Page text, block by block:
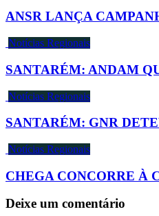
ANSR LANÇA
Notícias Regionais
SANTARÉM: ANDAM
Notícias Regionais
SANTARÉM: GNR
Notícias Regionais
CHEGA CONCORRE À
Deixe um comentário